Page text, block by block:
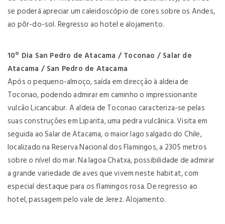
se poderá apreciar um caleidoscópio de cores sobre os Andes,
ao pôr-do-sol. Regresso ao hotel e alojamento.
10º Dia San Pedro de Atacama / Toconao / Salar de
Atacama / San Pedro de Atacama
Após o pequeno-almoço, saída em direcção à aldeia de
Toconao, podendo admirar em caminho o impressionante
vulcão Licancabur. A aldeia de Toconao caracteriza-se pelas
suas construções em Liparita, uma pedra vulcânica. Visita em
seguida ao Salar de Atacama, o maior lago salgado do Chile,
localizado na Reserva Nacional dos Flamingos, a 2305 metros
sobre o nível do mar. Na lagoa Chatxa, possibilidade de admirar
a grande variedade de aves que vivem neste habitat, com
especial destaque para os flamingos rosa. De regresso ao
hotel, passagem pelo vale de Jerez. Alojamento.